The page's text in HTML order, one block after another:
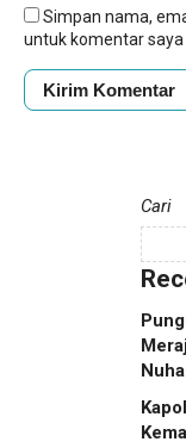
Simpan nama,
untuk komentar
Cari